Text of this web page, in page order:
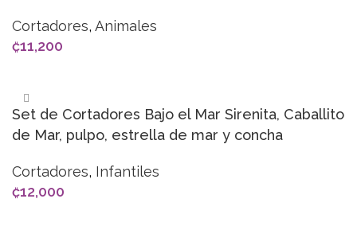
Cortadores, Animales
₡11,200
Set de Cortadores Bajo el Mar Sirenita, Caballito
de Mar, pulpo, estrella de mar y concha
Cortadores, Infantiles
₡12,000